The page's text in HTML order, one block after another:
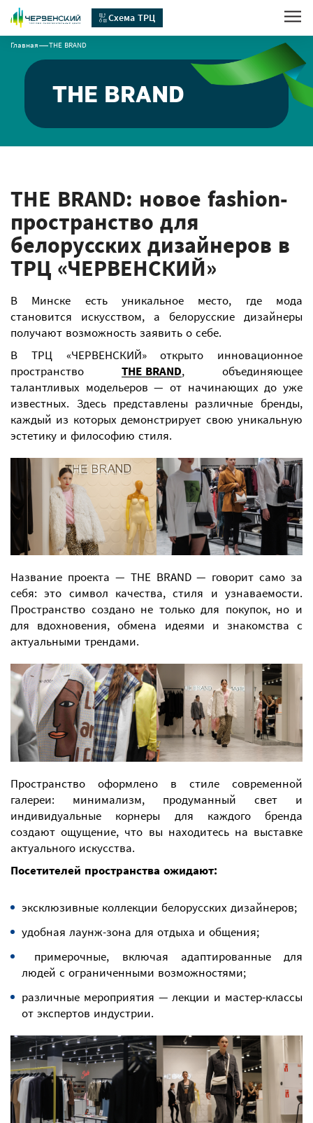
Схема ТРЦ
Главная THE BRAND
THE BRAND
THE BRAND: новое fashion-
пространство для
белорусских дизайнеров в
ТРЦ «ЧЕРВЕНСКИЙ»
В Минске есть уникальное место, где мода
становится искусством, а белорусские дизайнеры
получают возможность заявить о себе.
В ТРЦ «ЧЕРВЕНСКИЙ» открыто инновационное
пространство THE BRAND, объединяющее
талантливых модельеров — от начинающих до уже
известных. Здесь представлены различные бренды,
каждый из которых демонстрирует свою уникальную
эстетику и философию стиля.
Название проекта — THE BRAND — говорит само за
себя: это символ качества, стиля и узнаваемости.
Пространство создано не только для покупок, но и
для вдохновения, обмена идеями и знакомства с
актуальными трендами.
Пространство оформлено в стиле современной
галереи: минимализм, продуманный свет и
индивидуальные корнеры для каждого бренда
создают ощущение, что вы находитесь на выставке
актуального искусства.
Посетителей пространства ожидают:
эксклюзивные коллекции белорусских дизайнеров;
удобная лаунж-зона для отдыха и общения;
примерочные, включая адаптированные для
людей с ограниченными возможностями;
различные мероприятия — лекции и мастер-классы
от экспертов индустрии.